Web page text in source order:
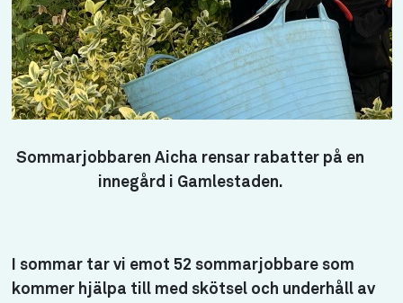
Sommarjobbaren Aicha rensar rabatter på en
innegård i Gamlestaden.
I sommar tar vi emot 52 sommarjobbare som
kommer hjälpa till med skötsel och underhåll av